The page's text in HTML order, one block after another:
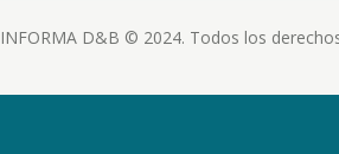
INFORMA D&B © 2024. Todos los